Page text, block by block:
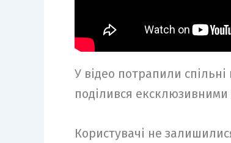
У відео потрапили
поділився
Користувачі не